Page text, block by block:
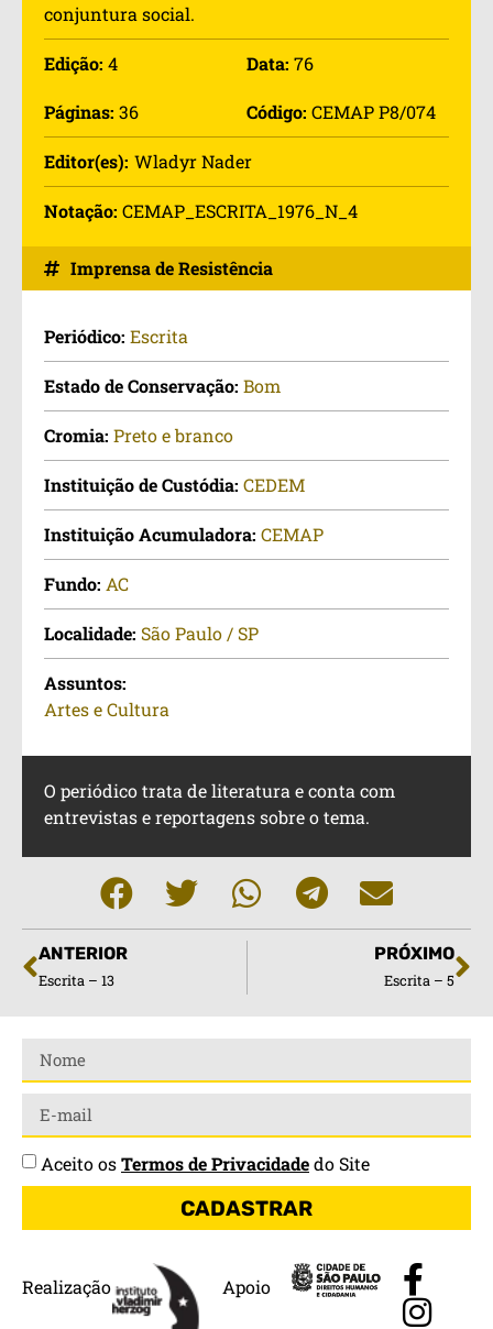
conjuntura social.
Edição: 4 Data: 76
Páginas: 36 Código: CEMAP P8/074
Editor(es): Wladyr Nader
Notação: CEMAP_ESCRITA_1976_N_4
Imprensa de Resistência
Periódico: Escrita
Estado de Conservação: Bom
Cromia: Preto e branco
Instituição de Custódia: CEDEM
Instituição Acumuladora: CEMAP
Fundo: AC
Localidade: São Paulo / SP
Assuntos:
Artes e Cultura
O periódico trata de literatura e conta com
entrevistas e reportagens sobre o tema.
ANTERIOR
Escrita – 13
PRÓXIMO
Escrita – 5
Realização Apoio
Aceito osTermos de Privacidadedo Site
CADASTRAR